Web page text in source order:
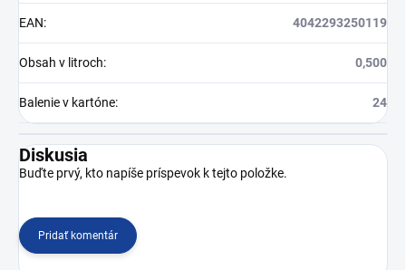
EAN: 4042293250119
Obsah v litroch: 0,500
Balenie v kartóne: 24
Diskusia
Buďte prvý, kto napíše príspevok k tejto položke.
Pridať komentár